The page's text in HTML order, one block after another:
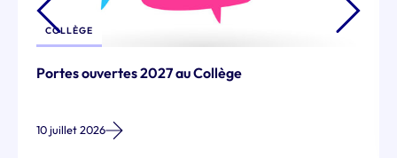
COLLÈGE
Portes ouvertes 2027 au Collège
10 juillet 2026